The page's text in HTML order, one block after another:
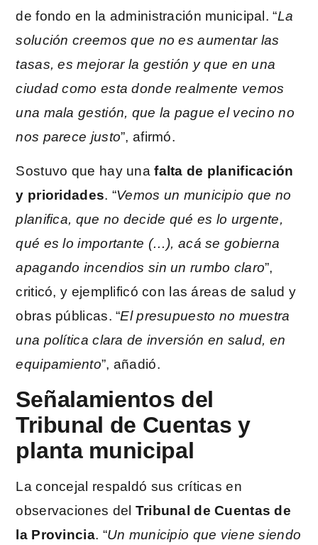
de fondo en la administración municipal. “La
solución creemos que no es aumentar las
tasas, es mejorar la gestión y que en una
ciudad como esta donde realmente vemos
una mala gestión, que la pague el vecino no
nos parece justo”, afirmó.
Sostuvo que hay unafalta de planificación
y prioridades. “Vemos un municipio que no
planifica, que no decide qué es lo urgente,
qué es lo importante (…), acá se gobierna
apagando incendios sin un rumbo claro”,
criticó, y ejemplificó con las áreas de salud y
obras públicas. “El presupuesto no muestra
una política clara de inversión en salud, en
equipamiento”, añadió.
Señalamientos del
Tribunal de Cuentas y
planta municipal
La concejal respaldó sus críticas en
observaciones del Tribunal de Cuentas de
la Provincia. “Un municipio que viene siendo